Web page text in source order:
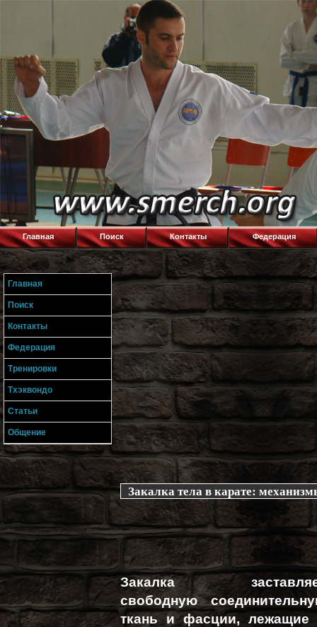
Главная Поиск Контакты Федерация
Закалка тела в карате:
Закалка
свободную
ткань и фасции, лежащие
Главная
Поиск
Контакты
Федерация
Тренировки
Тхэквондо
Статьи
Общение